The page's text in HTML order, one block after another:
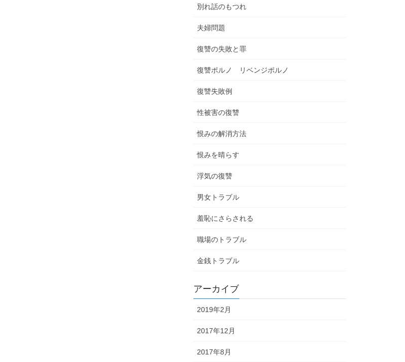
別れ話のもつれ
夫婦問題
復讐の失敗と罪
復讐ポルノ リベンジポルノ
復讐失敗例
性被害の復讐
恨みの解消方法
恨みを晴らす
浮気の復讐
男女トラブル
羞恥にさらされる
職場のトラブル
金銭トラブル
アーカイブ
2019年2月
2017年12月
2017年8月